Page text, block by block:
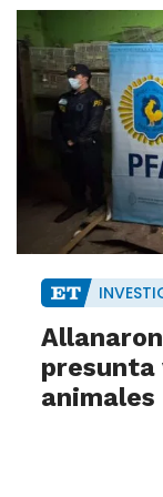
presunta
animales